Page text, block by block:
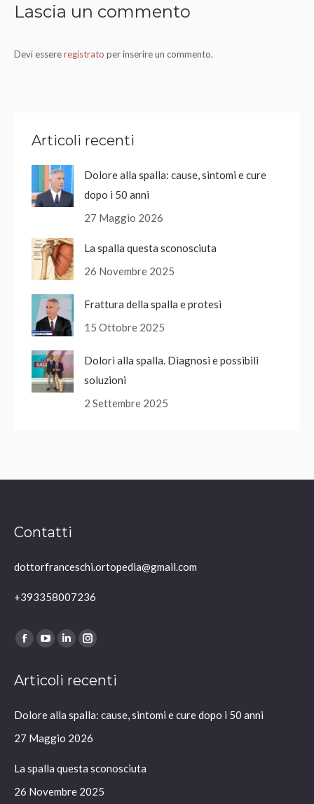
Lascia un commento
Devi essereregistrato per inserire un commento.
Articoli recenti
Dolore alla spalla: cause, sintomi e cure
dopo i 50 anni
27 Maggio 2026
La spalla questa sconosciuta
26 Novembre 2025
Frattura della spalla e protesi
15 Ottobre 2025
Dolori alla spalla. Diagnosi e possibili
soluzioni
2 Settembre 2025
Contatti
dottorfranceschi.ortopedia@gmail.com
+393358007236
Ci puoi trovare su:
Facebook
opens
new
window
YouTube
opens
new
window
Linkedin
opens
new
window
Instagram
opens
new
window
Articoli recenti
Dolore alla spalla: cause, sintomi e cure dopo i 50 anni
27 Maggio 2026
La spalla questa sconosciuta
26 Novembre 2025